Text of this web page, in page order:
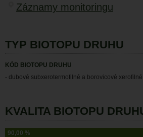
Záznamy monitoringu
TYP BIOTOPU DRUHU
KÓD BIOTOPU DRUHU
- dubové subxerotermofilné a borovicové
KVALITA BIOTOPU
90,00 %